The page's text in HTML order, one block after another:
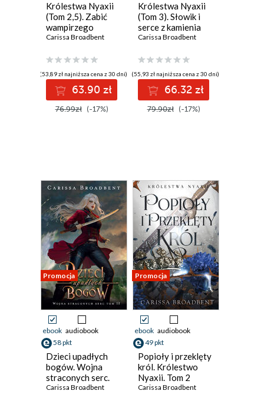
Królestwa Nyaxii
(Tom 2,5). Zabić
wampirzego
najeźdźcę
Carissa Broadbent
(53,89 zł najniższa cena z 30 dni)
63.90 zł
76.99zł (-17%)
Królestwa Nyaxii
(Tom 3). Słowik i
serce z kamienia
Carissa Broadbent
(55,93 zł najniższa cena z 30 dni)
66.32 zł
79.90zł (-17%)
Promocja
ebook audiobook
58 pkt
Dzieci upadłych
bogów. Wojna
straconych serc.
Tom 2
Carissa Broadbent
Promocja
ebook audiobook
49 pkt
Popioły i przeklęty
król. Królestwo
Nyaxii. Tom 2
Carissa Broadbent